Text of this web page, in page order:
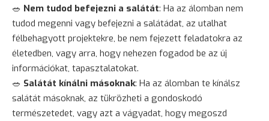
🥗 Nem tudod befejezni a salátát: Ha az álomban nem
tudod megenni vagy befejezni a salátádat, az utalhat
félbehagyott projektekre, be nem fejezett feladatokra az
életedben, vagy arra, hogy nehezen fogadod be az új
információkat, tapasztalatokat.
🥗 Salátát kínálni másoknak: Ha az álomban te kínálsz
salátát másoknak, az tükrözheti a gondoskodó
természetedet, vagy azt a vágyadat, hogy megoszd